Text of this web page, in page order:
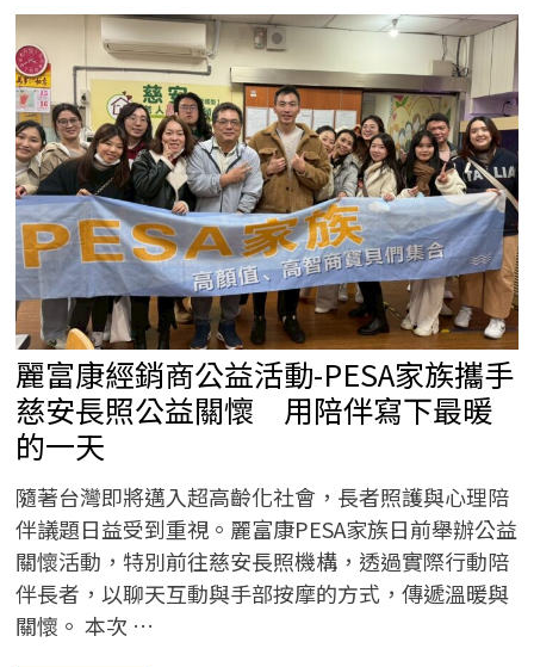
急
診
護
理
師
到
創
業
開
店，
找
回
人
生
的
主
導
權。
麗富康經銷商公益活動-PESA家族攜手
慈安長照公益關懷 用陪伴寫下最暖
的一天
隨著台灣即將邁入超高齡化社會，長者照護與心理陪
伴議題日益受到重視。麗富康PESA家族日前舉辦公益
關懷活動，特別前往慈安長照機構，透過實際行動陪
伴長者，以聊天互動與手部按摩的方式，傳遞溫暖與
關懷。 本次 …